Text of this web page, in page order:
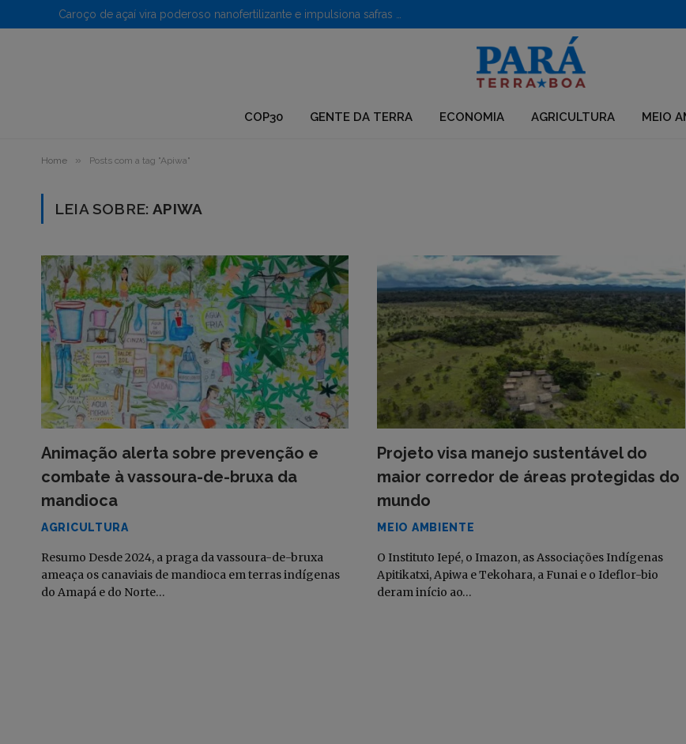
COP30 GENTE DA TERRA ECONOMIA AGRICULTURA MEIO
Home » Posts com a tag "Apiwa"
LEIA SOBRE:APIWA
Animação alerta sobre prevenção e
combate à vassoura-de-bruxa da
mandioca
AGRICULTURA
Resumo Desde 2024, a praga da vassoura-de-bruxa
ameaça os canaviais de mandioca em terras indígenas
do Amapá e do Norte…
Projeto visa manejo sustentável do
maior corredor de áreas protegidas do
mundo
MEIO AMBIENTE
O Instituto Iepé, o Imazon, as Associações Indígenas
Apitikatxi, Apiwa e Tekohara, a Funai e o Ideflor-bio
deram início ao…